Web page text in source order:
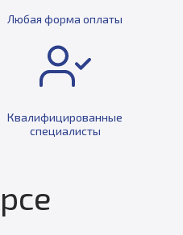
Любая форма оплаты
Квалифицированные
специалисты